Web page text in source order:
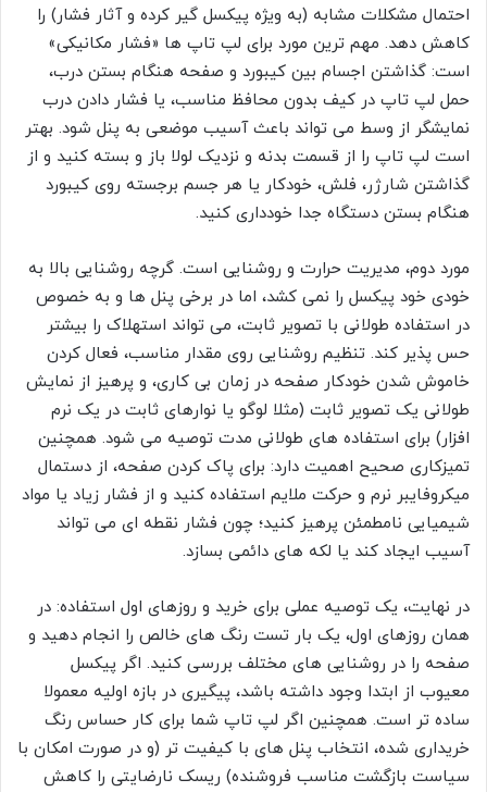
احتمال مشکلات مشابه (به ویژه پیکسل گیر کرده و آثار فشار) را
کاهش دهد. مهم ترین مورد برای لپ تاپ ها «فشار مکانیکی»
است: گذاشتن اجسام بین کیبورد و صفحه هنگام بستن درب،
حمل لپ تاپ در کیف بدون محافظ مناسب، یا فشار دادن درب
نمایشگر از وسط می تواند باعث آسیب موضعی به پنل شود. بهتر
است لپ تاپ را از قسمت بدنه و نزدیک لولا باز و بسته کنید و از
گذاشتن شارژر، فلش، خودکار یا هر جسم برجسته روی کیبورد
هنگام بستن دستگاه جدا خودداری کنید.
مورد دوم، مدیریت حرارت و روشنایی است. گرچه روشنایی بالا به
خودی خود پیکسل را نمی کشد، اما در برخی پنل ها و به خصوص
در استفاده طولانی با تصویر ثابت، می تواند استهلاک را بیشتر
حس پذیر کند. تنظیم روشنایی روی مقدار مناسب، فعال کردن
خاموش شدن خودکار صفحه در زمان بی کاری، و پرهیز از نمایش
طولانی یک تصویر ثابت (مثلا لوگو یا نوارهای ثابت در یک نرم
افزار) برای استفاده های طولانی مدت توصیه می شود. همچنین
تمیزکاری صحیح اهمیت دارد: برای پاک کردن صفحه، از دستمال
میکروفایبر نرم و حرکت ملایم استفاده کنید و از فشار زیاد یا مواد
شیمیایی نامطمئن پرهیز کنید؛ چون فشار نقطه ای می تواند
آسیب ایجاد کند یا لکه های دائمی بسازد.
در نهایت، یک توصیه عملی برای خرید و روزهای اول استفاده: در
همان روزهای اول، یک بار تست رنگ های خالص را انجام دهید و
صفحه را در روشنایی های مختلف بررسی کنید. اگر پیکسل
معیوب از ابتدا وجود داشته باشد، پیگیری در بازه اولیه معمولا
ساده تر است. همچنین اگر لپ تاپ شما برای کار حساس رنگ
خریداری شده، انتخاب پنل های با کیفیت تر (و در صورت امکان با
سیاست بازگشت مناسب فروشنده) ریسک نارضایتی را کاهش